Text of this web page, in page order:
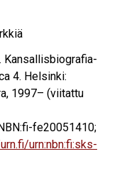
. Kansallisbiografia-
4. Helsinki:
1997– (viitattu
fe20051410;
urn:nbn:fi:sks-